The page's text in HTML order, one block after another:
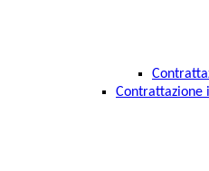
Contrattazione